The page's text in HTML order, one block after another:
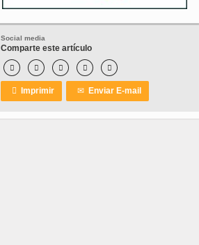
Social media
Comparte este artículo
    
 Imprimir ✉ Enviar E-mail